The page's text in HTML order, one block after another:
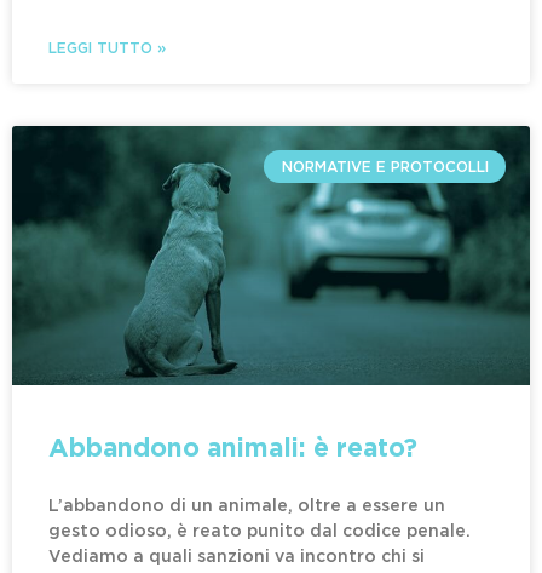
LEGGI TUTTO »
NORMATIVE E PROTOCOLLI
Abbandono animali: è reato?
L’abbandono di un animale, oltre a essere un
gesto odioso, è reato punito dal codice penale.
Vediamo a quali sanzioni va incontro chi si